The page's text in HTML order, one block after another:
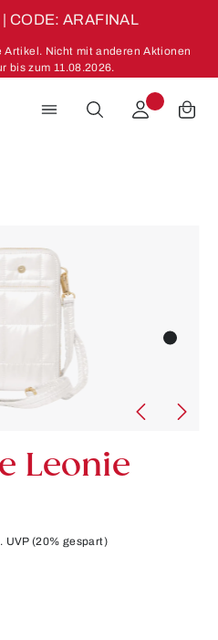
| CODE: ARAFINAL
Nicht mit anderen Aktionen
bis zum 11.08.2026.
Leonie
UVP(20% gespart)